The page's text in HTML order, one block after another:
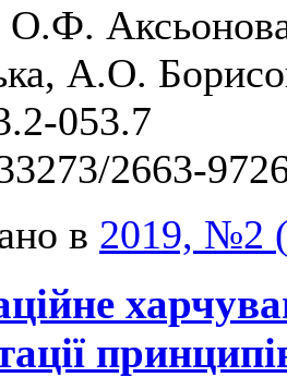
О.Ф.
А.О.
053.7
2663-
в 2019, №2